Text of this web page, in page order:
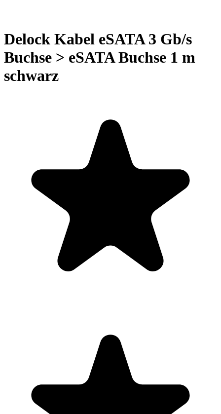
Delock Kabel eSATA 3 Gb/s
Buchse > eSATA Buchse 1 m
schwarz